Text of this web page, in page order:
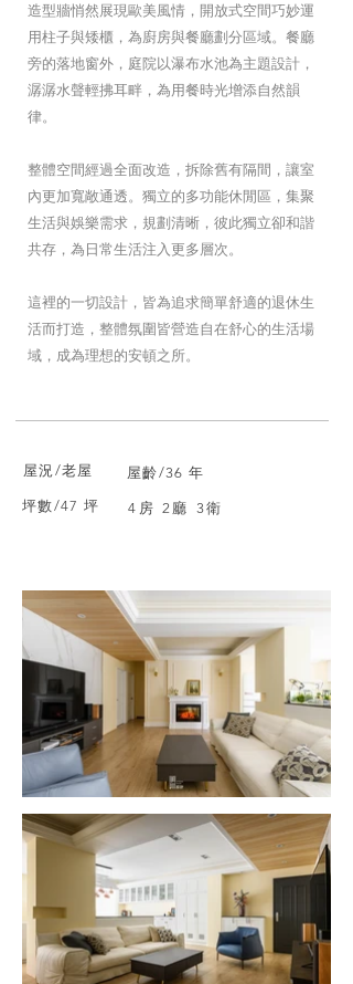
造型牆悄然展現歐美風情，開放式空間巧妙運
用柱子與矮櫃，為廚房與餐廳劃分區域。餐廳
旁的落地窗外，庭院以瀑布水池為主題設計，
潺潺水聲輕拂耳畔，為用餐時光增添自然韻
律。
整體空間經過全面改造，拆除舊有隔間，讓室
內更加寬敞通透。獨立的多功能休閒區，集聚
生活與娛樂需求，規劃清晰，彼此獨立卻和諧
共存，為日常生活注入更多層次。
這裡的一切設計，皆為追求簡單舒適的退休生
活而打造，整體氛圍皆營造自在舒心的生活場
域，成為理想的安頓之所。
屋況/老屋
屋齡/36 年
坪數/47 坪
4房 2廳 3衛